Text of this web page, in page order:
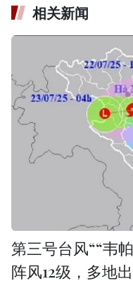
相关新闻
第三号台风““韦
阵风12级，多地